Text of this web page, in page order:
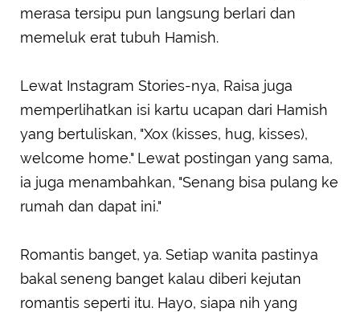
merasa tersipu pun langsung berlari dan
memeluk erat tubuh Hamish.
Lewat Instagram Stories-nya, Raisa juga
memperlihatkan isi kartu ucapan dari Hamish
yang bertuliskan, "Xox (kisses, hug, kisses),
welcome home." Lewat postingan yang sama,
ia juga menambahkan, "Senang bisa pulang ke
rumah dan dapat ini."
Romantis banget, ya. Setiap wanita pastinya
bakal seneng banget kalau diberi kejutan
romantis seperti itu. Hayo, siapa nih yang